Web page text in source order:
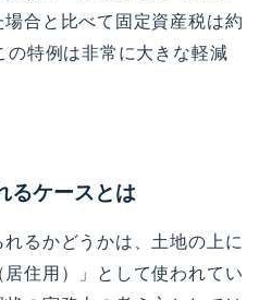
合と比べて固定資産税は約
の特例は非常に大きな軽減
るケースとは
れるかどうかは、土地の上に
住用）」として使われてい